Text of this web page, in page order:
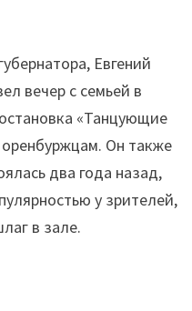
Евгений
вечер с семьей в
«Танцующие
оренбуржцам. Он также
два года назад,
у зрителей,
в зале.